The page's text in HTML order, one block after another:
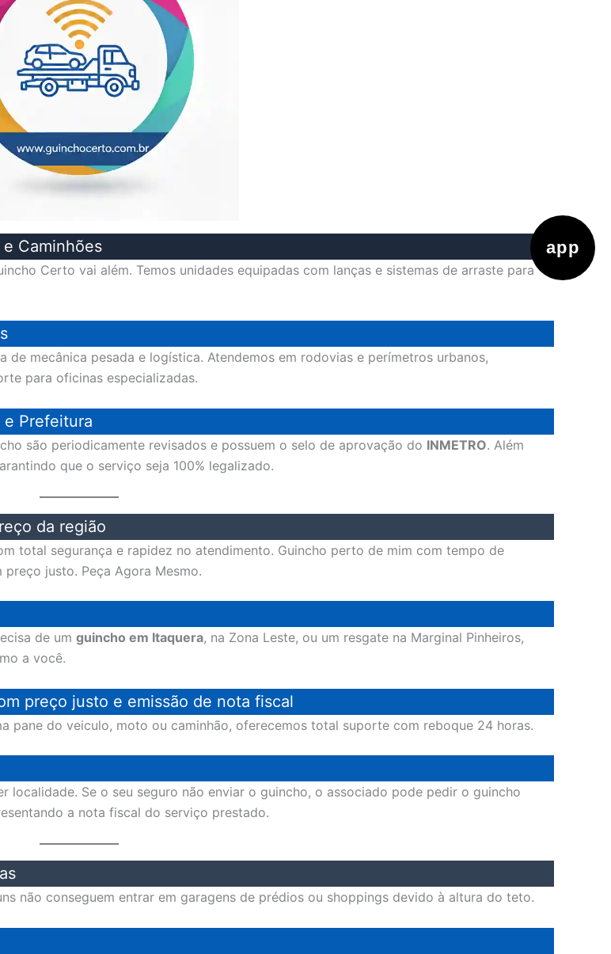
app
Caminhões
Certo vai além. Temos unidades equipadas com lanças e sistemas de arraste para
mecânica pesada e logística. Atendemos em rodovias e perímetros urbanos,
para oficinas especializadas.
e Prefeitura
são periodicamente revisados e possuem o selo de aprovação do INMETRO. Além
que o serviço seja 100% legalizado.
da região
total segurança e rapidez no atendimento. Guincho perto de mim com tempo de
justo. Peça Agora Mesmo.
de um guincho em Itaquera, na Zona Leste, ou um resgate na Marginal Pinheiros,
a você.
preço justo e emissão de nota fiscal
pane do veiculo, moto ou caminhão, oferecemos total suporte com reboque 24 horas.
localidade. Se o seu seguro não enviar o guincho, o associado pode pedir o guincho
a nota fiscal do serviço prestado.
não conseguem entrar em garagens de prédios ou shoppings devido à altura do teto.